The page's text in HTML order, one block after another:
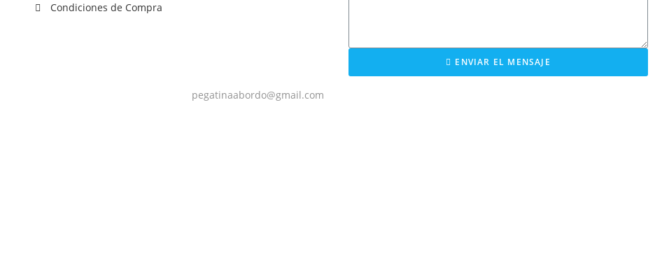
Condiciones de Compra
ENVIAR EL MENSAJE
pegatinaabordo@gmail.com